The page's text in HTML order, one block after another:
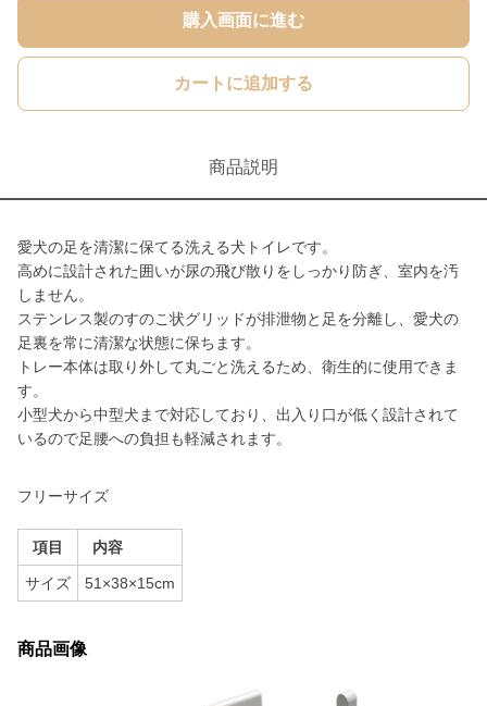
購入画面に進む
カートに追加する
商品説明
愛犬の足を清潔に保てる洗える犬トイレです。
高めに設計された囲いが尿の飛び散りをしっかり防ぎ、室内を汚
しません。
ステンレス製のすのこ状グリッドが排泄物と足を分離し、愛犬の
足裏を常に清潔な状態に保ちます。
トレー本体は取り外して丸ごと洗えるため、衛生的に使用できま
す。
小型犬から中型犬まで対応しており、出入り口が低く設計されて
いるので足腰への負担も軽減されます。
フリーサイズ
項目 内容
サイズ 51×38×15cm
商品画像